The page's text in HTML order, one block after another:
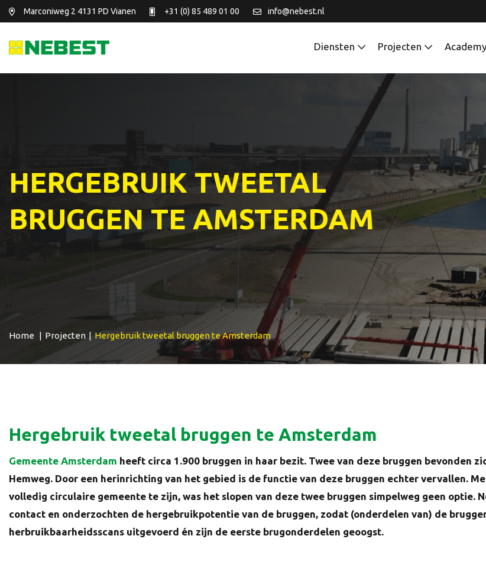
Marconiweg 2 4131 PD Vianen +31 (0) 85 489 01 00 info@nebest.nl
Diensten Projecten Academy
HERGEBRUIK TWEETAL
BRUGGEN TE AMSTERDAM
Home | Projecten | Hergebruik tweetal bruggen te Amsterdam
Hergebruik tweetal bruggen te Amsterdam
Gemeente Amsterdam heeft circa 1.900 bruggen in haar bezit. Twee van deze bruggen bevonden
Hemweg. Door een herinrichting van het gebied is de functie van deze bruggen echter vervallen.
volledig circulaire gemeente te zijn, was het slopen van deze twee bruggen simpelweg geen optie.
contact en onderzochten de hergebruikpotentie van de bruggen, zodat (onderdelen van) de
herbruikbaarheidsscans uitgevoerd én zijn de eerste brugonderdelen geoogst.